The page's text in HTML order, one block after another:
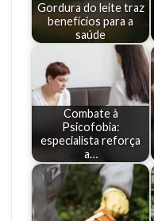
Gordura do leite traz
benefícios para a
saúde
Combate à
Psicofobia:
especialista reforça
a…